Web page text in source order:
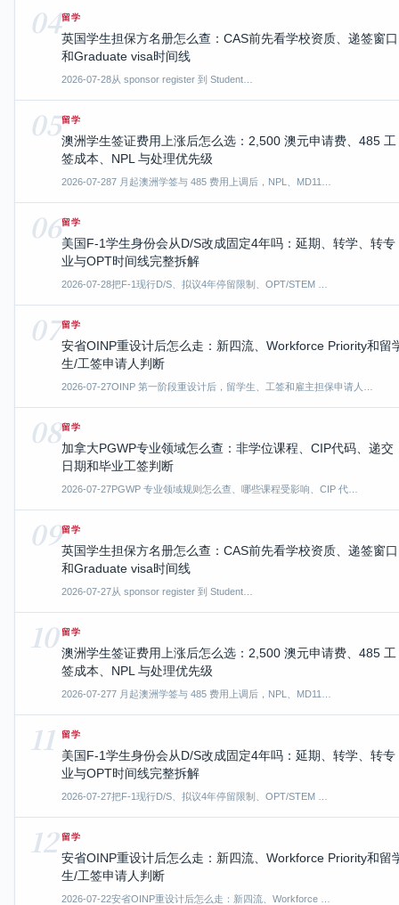
04留学
英国学生担保方名册怎么查：CAS前先看学校资质、递签窗口
和Graduate visa时间线
2026-07-28从 sponsor register 到 Student…
05留学
澳洲学生签证费用上涨后怎么选：2,500 澳元申请费、485 工
签成本、NPL 与处理优先级
2026-07-287 月起澳洲学签与 485 费用上调后，NPL、MD11…
06留学
美国F-1学生身份会从D/S改成固定4年吗：延期、转学、转专
业与OPT时间线完整拆解
2026-07-28把F-1现行D/S、拟议4年停留限制、OPT/STEM …
07留学
安省OINP重设计后怎么走：新四流、Workforce Priority和留
生/工签申请人判断
2026-07-27OINP 第一阶段重设计后，留学生、工签和雇主担保申请人…
08留学
加拿大PGWP专业领域怎么查：非学位课程、CIP代码、递交
日期和毕业工签判断
2026-07-27PGWP 专业领域规则怎么查、哪些课程受影响、CIP 代…
09留学
英国学生担保方名册怎么查：CAS前先看学校资质、递签窗口
和Graduate visa时间线
2026-07-27从 sponsor register 到 Student…
10 留学
澳洲学生签证费用上涨后怎么选：2,500 澳元申请费、485 工
签成本、NPL 与处理优先级
2026-07-277 月起澳洲学签与 485 费用上调后，NPL、MD11…
11 留学
美国F-1学生身份会从D/S改成固定4年吗：延期、转学、转专
业与OPT时间线完整拆解
2026-07-27把F-1现行D/S、拟议4年停留限制、OPT/STEM …
12 留学
安省OINP重设计后怎么走：新四流、Workforce Priority和留
生/工签申请人判断
2026-07-22安省OINP重设计后怎么走：新四流、Workforce …